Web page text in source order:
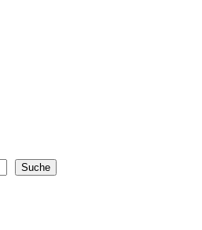
Suche